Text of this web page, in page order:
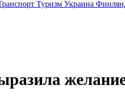
Туризм Украина